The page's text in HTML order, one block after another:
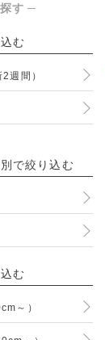
す ─
む
週間）
で絞り込む
む
～）